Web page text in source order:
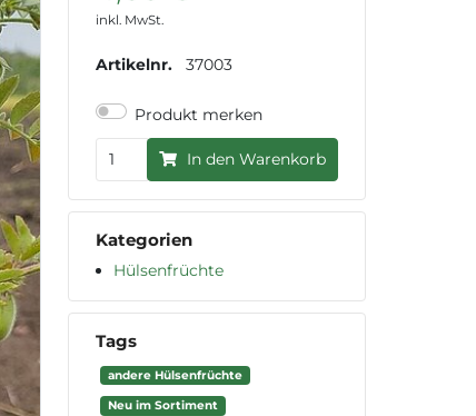
inkl. MwSt.
Artikelnr. 37003
Produkt merken
In den Warenkorb
Kategorien
Hülsenfrüchte
Tags
andere Hülsenfrüchte
Neu im Sortiment